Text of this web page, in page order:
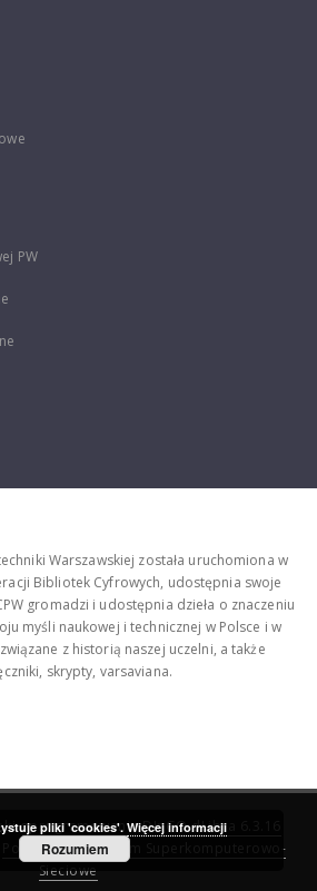
PW
Warszawskiej została uruchomiona w
Bibliotek Cyfrowych, udostępnia swoje
gromadzi i udostępnia dzieła o znaczeniu
myśli naukowej i technicznej w Polsce i w
z historią naszej uczelni, a także
skrypty, varsaviana.
oprogramowaniuDInGO dLibra 6.3.16
Poznańskie Centrum Superkomputerowo-
Sieciowe
pliki 'cookies'. Więcej informacji
Rozumiem